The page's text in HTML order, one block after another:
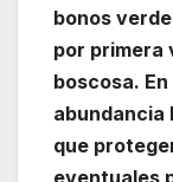
bonos
por primera
boscosa.
abundancia
que